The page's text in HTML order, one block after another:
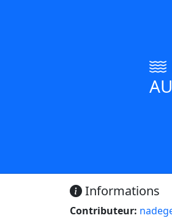
Informations
Contributeur: